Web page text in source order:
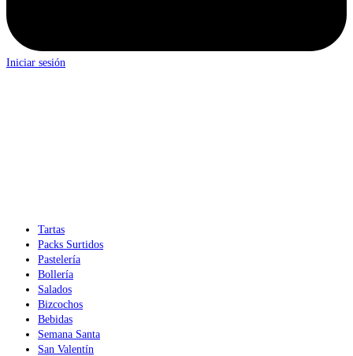
Iniciar sesión
Tartas
Packs Surtidos
Pastelería
Bollería
Salados
Bizcochos
Bebidas
Semana Santa
San Valentín